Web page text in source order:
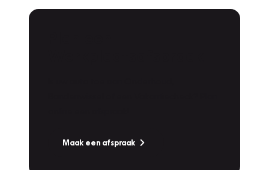
Maak een afspraak